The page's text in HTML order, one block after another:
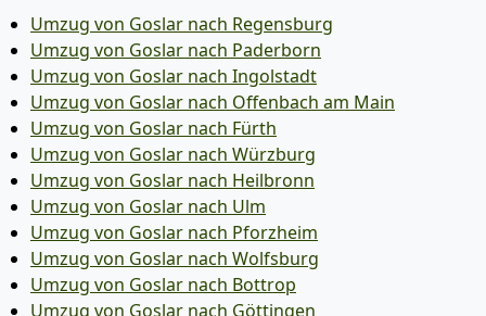
Umzug von Goslar nach Regensburg
Umzug von Goslar nach Paderborn
Umzug von Goslar nach Ingolstadt
Umzug von Goslar nach Offenbach am Main
Umzug von Goslar nach Fürth
Umzug von Goslar nach Würzburg
Umzug von Goslar nach Heilbronn
Umzug von Goslar nach Ulm
Umzug von Goslar nach Pforzheim
Umzug von Goslar nach Wolfsburg
Umzug von Goslar nach Bottrop
Umzug von Goslar nach Göttingen